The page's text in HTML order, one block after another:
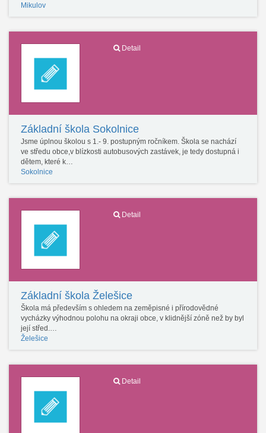
Mikulov
Detail
Základní škola Sokolnice
Jsme úplnou školou s 1.- 9. postupným ročníkem. Škola se nachází
ve středu obce,v blízkosti autobusových zastávek, je tedy dostupná i
dětem, které k…
Sokolnice
Detail
Základní škola Želešice
Škola má především s ohledem na zeměpisné i přírodovědné
vycházky výhodnou polohu na okraji obce, v klidnější zóně než by byl
její střed.…
Želešice
Detail